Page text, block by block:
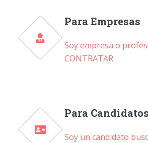
Para Empresas
Soy empresa o
CONTRATAR
Para Candidatos
Soy un candidato